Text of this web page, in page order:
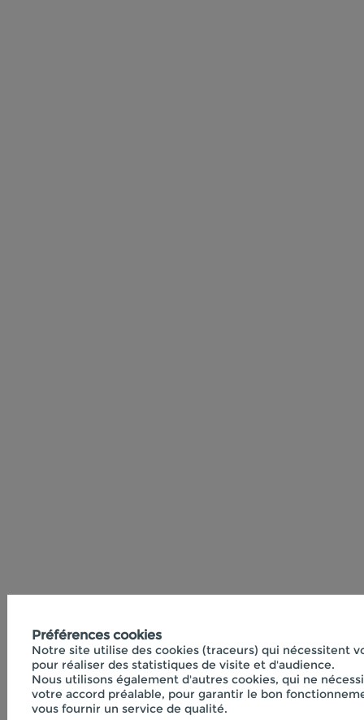
Préférences cookies
Notre site utilise des cookies (traceurs) qui nécessitent
pour réaliser des statistiques de visite et d'audience.
Nous utilisons également d'autres cookies, qui ne
votre accord préalable, pour garantir le bon
vous fournir un service de qualité.